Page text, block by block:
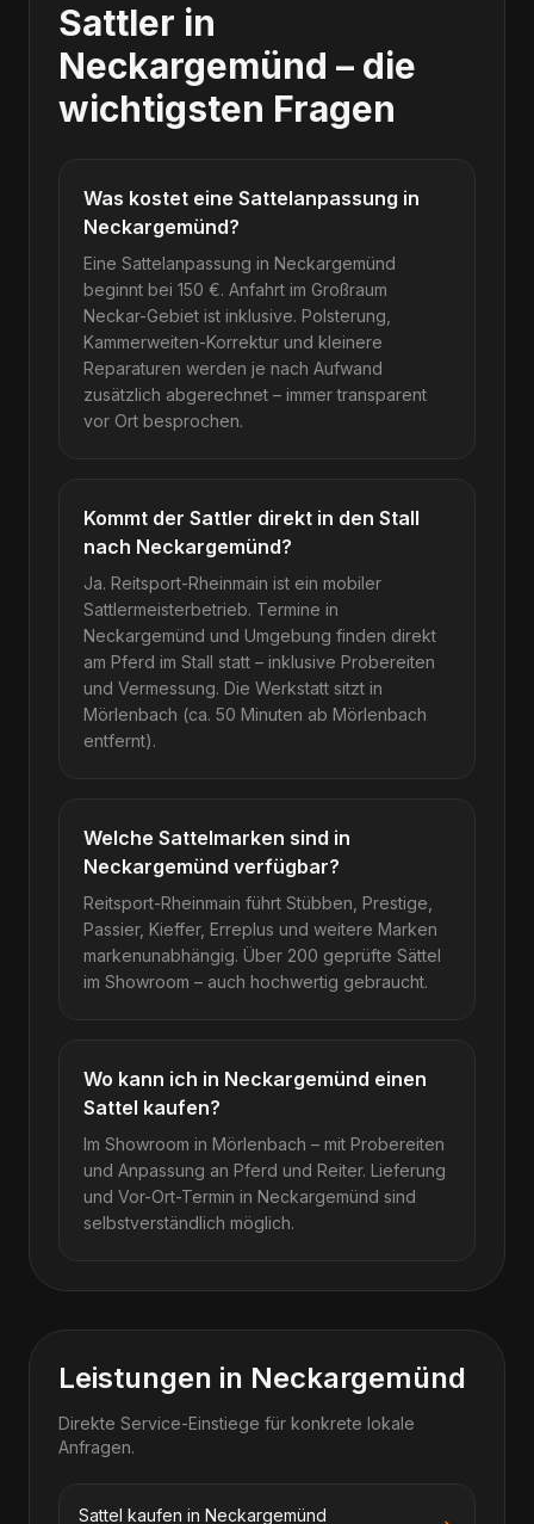
Sattler in
Neckargemünd – die
wichtigsten Fragen
Was kostet eine Sattelanpassung in
Neckargemünd?
Eine Sattelanpassung in Neckargemünd
beginnt bei 150 €. Anfahrt im Großraum
Neckar-Gebiet ist inklusive. Polsterung,
Kammerweiten-Korrektur und kleinere
Reparaturen werden je nach Aufwand
zusätzlich abgerechnet – immer transparent
vor Ort besprochen.
Kommt der Sattler direkt in den Stall
nach Neckargemünd?
Ja. Reitsport-Rheinmain ist ein mobiler
Sattlermeisterbetrieb. Termine in
Neckargemünd und Umgebung finden direkt
am Pferd im Stall statt – inklusive Probereiten
und Vermessung. Die Werkstatt sitzt in
Mörlenbach (ca. 50 Minuten ab Mörlenbach
entfernt).
Welche Sattelmarken sind in
Neckargemünd verfügbar?
Reitsport-Rheinmain führt Stübben, Prestige,
Passier, Kieffer, Erreplus und weitere Marken
markenunabhängig. Über 200 geprüfte Sättel
im Showroom – auch hochwertig gebraucht.
Wo kann ich in Neckargemünd einen
Sattel kaufen?
Im Showroom in Mörlenbach – mit Probereiten
und Anpassung an Pferd und Reiter. Lieferung
und Vor-Ort-Termin in Neckargemünd sind
selbstverständlich möglich.
Leistungen in Neckargemünd
Direkte Service-Einstiege für konkrete lokale
Anfragen.
Sattel kaufen in Neckargemünd